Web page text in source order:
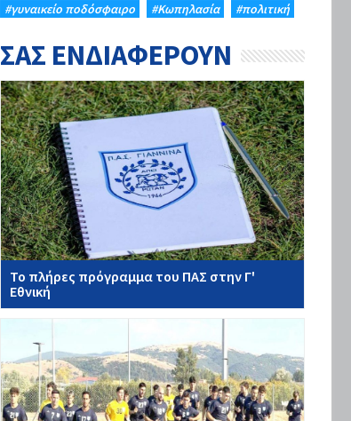
#γυναικείο ποδόσφαιρο
#Κωπηλασία #πολιτική
ΣΑΣ ΕΝΔΙΑΦΕΡΟΥΝ
Το πλήρες πρόγραμμα του ΠΑΣ στην Γ'
Εθνική